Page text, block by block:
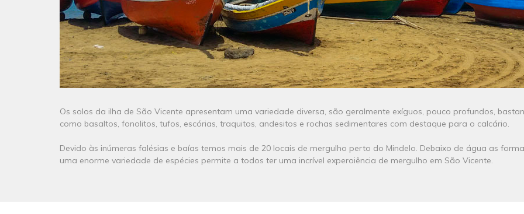
Os solos da ilha de São Vicente apresentam uma variedade diversa, são geralmente exíguos, pouco profundos,
como basaltos, fonolitos, tufos, escórias, traquitos, andesitos e rochas sedimentares com destaque para o calcário.
Devido às inúmeras falésias e baías temos mais de 20 locais de mergulho perto do Mindelo. Debaixo de água as
uma enorme variedade de espécies permite a todos ter uma incrível experoiência de mergulho em São Vicente.